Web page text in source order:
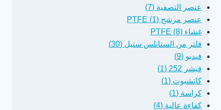
عنصر التصفية (7)
عنصر مرشح PTFE (1)
غشاء PTFE (8)
فلتر من الستانلس ستيل (30)
فيديو (9)
فيشر 252 (1)
كاتشبوت (1)
كراسة (1)
كفاءة عالية (4)